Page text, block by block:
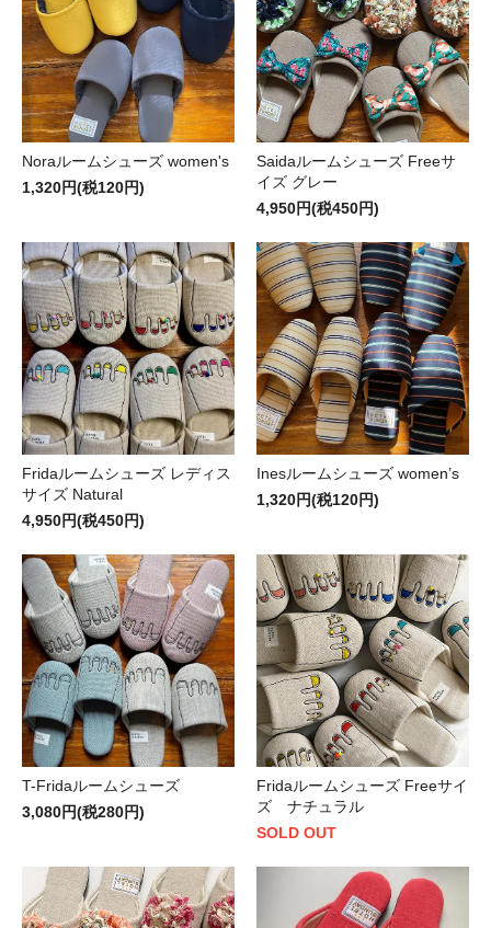
Noraルームシューズ women's
1,320円(税120円)
Saidaルームシューズ Freeサ
イズ グレー
4,950円(税450円)
Fridaルームシューズ レディス
サイズ Natural
4,950円(税450円)
Inesルームシューズ women’s
1,320円(税120円)
T-Fridaルームシューズ
3,080円(税280円)
Fridaルームシューズ Freeサイ
ズ ナチュラル
SOLD OUT